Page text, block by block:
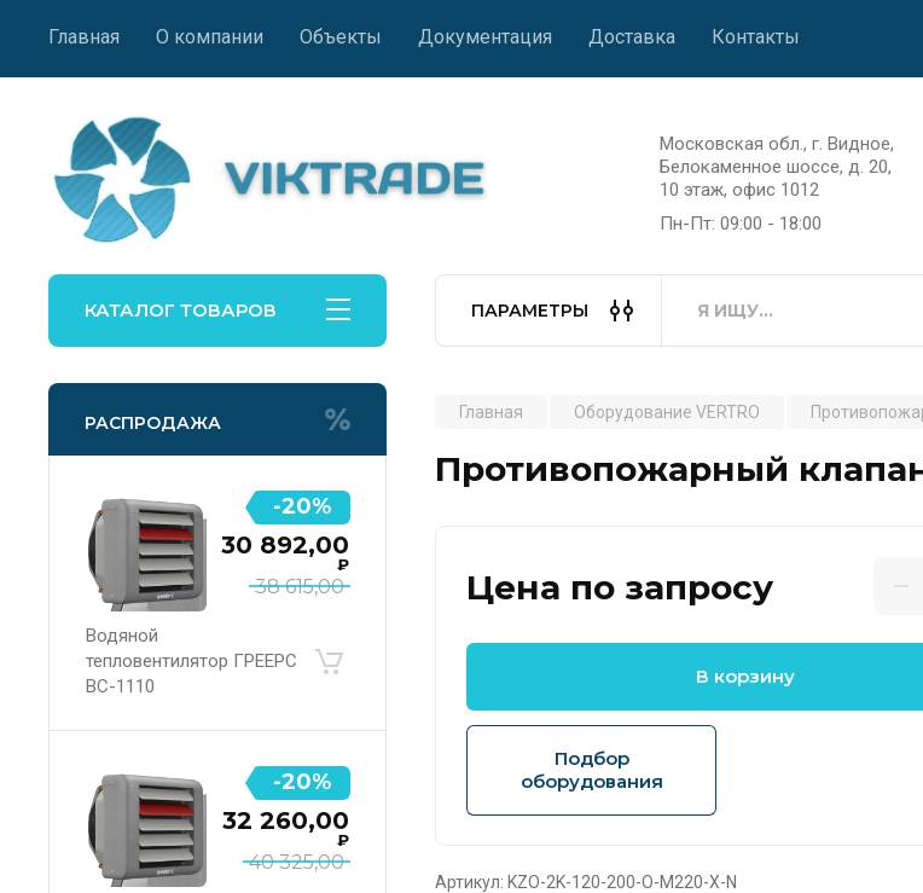
Главная О компании Объекты Документация Доставка Контакты
Московская обл., г. Видное,
Белокаменное шоссе, д. 20,
10 этаж, офис 1012
Пн-Пт: 09:00 - 18:00
КАТАЛОГ ТОВАРОВ ПАРАМЕТРЫ
РАСПРОДАЖА
38 615,00
30 892,00
₽
Водяной
тепловентилятор ГРЕЕРС
ВС-1110
-20%
40 325,00
32 260,00
₽
-20%
Главная Оборудование VERTRO
Противопожарный клапан
Цена по запросу
В корзину
Подбор
оборудования
Артикул: KZO-2K-120-200-O-M220-X-N